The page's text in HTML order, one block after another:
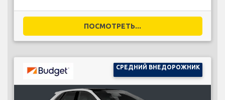
ПОСМОТРЕТЬ...
СРЕДНИЙ ВНЕДОРОЖНИК